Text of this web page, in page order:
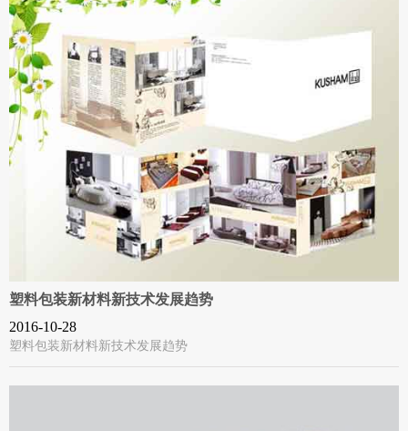
塑料包装新材料新技术发展趋势
2016-10-28
塑料包装新材料新技术发展趋势